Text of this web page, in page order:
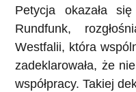
Petycja okazała
Rundfunk,
Westfalii, która
zadeklarowała, że
współpracy. Takiej